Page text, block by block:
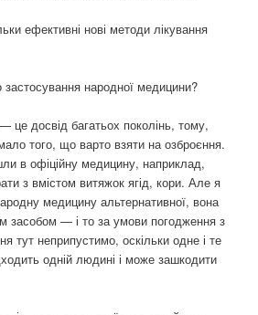
ефективні нові методи лікування
народної медицини?
досвід багатьох поколінь, тому,
того, що варто взяти на озброєння.
в офіційну медицину, наприклад,
з вмістом витяжок ягід, кори. Але я
медицину альтернативної, вона
засобом — і то за умови погодження з
тут неприпустимо, оскільки одне і те
одній людині і може зашкодити